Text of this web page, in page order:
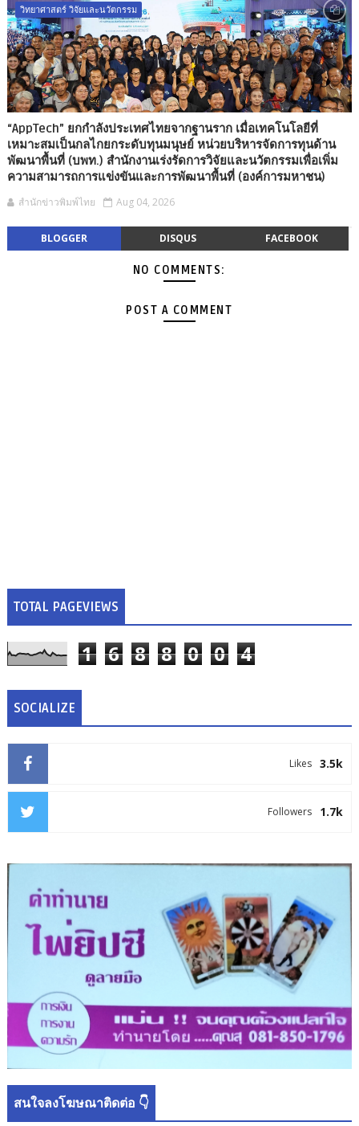
วิทยาศาสตร์ วิจัยและนวัตกรรม
“AppTech” ยกกำลังประเทศไทยจากฐานราก เมื่อเทคโนโลยีที่
เหมาะสมเป็นกลไกยกระดับทุนมนุษย์ หน่วยบริหารจัดการทุนด้าน
พัฒนาพื้นที่ (บพท.) สำนักงานเร่งรัดการวิจัยและนวัตกรรมเพื่อเพิ่ม
ความสามารถการแข่งขันและการพัฒนาพื้นที่ (องค์การมหาชน)
สำนักข่าวพิมพ์ไทย Aug 04, 2026
BLOGGER DISQUS FACEBOOK
NO COMMENTS:
POST A COMMENT
TOTAL PAGEVIEWS
1 6 8 8 0 0 4
SOCIALIZE
3.5k
Likes
1.7k
Followers
สนใจลงโฆษณาติดต่อ 👇